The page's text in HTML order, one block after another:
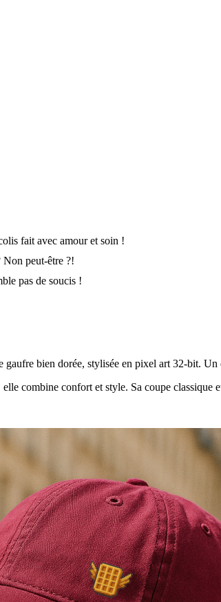
fait avec amour et soin !
Non peut-être ?!
pas de soucis !
gaufre bien dorée, stylisée en pixel art 32-bit. Un
combine confort et style. Sa coupe